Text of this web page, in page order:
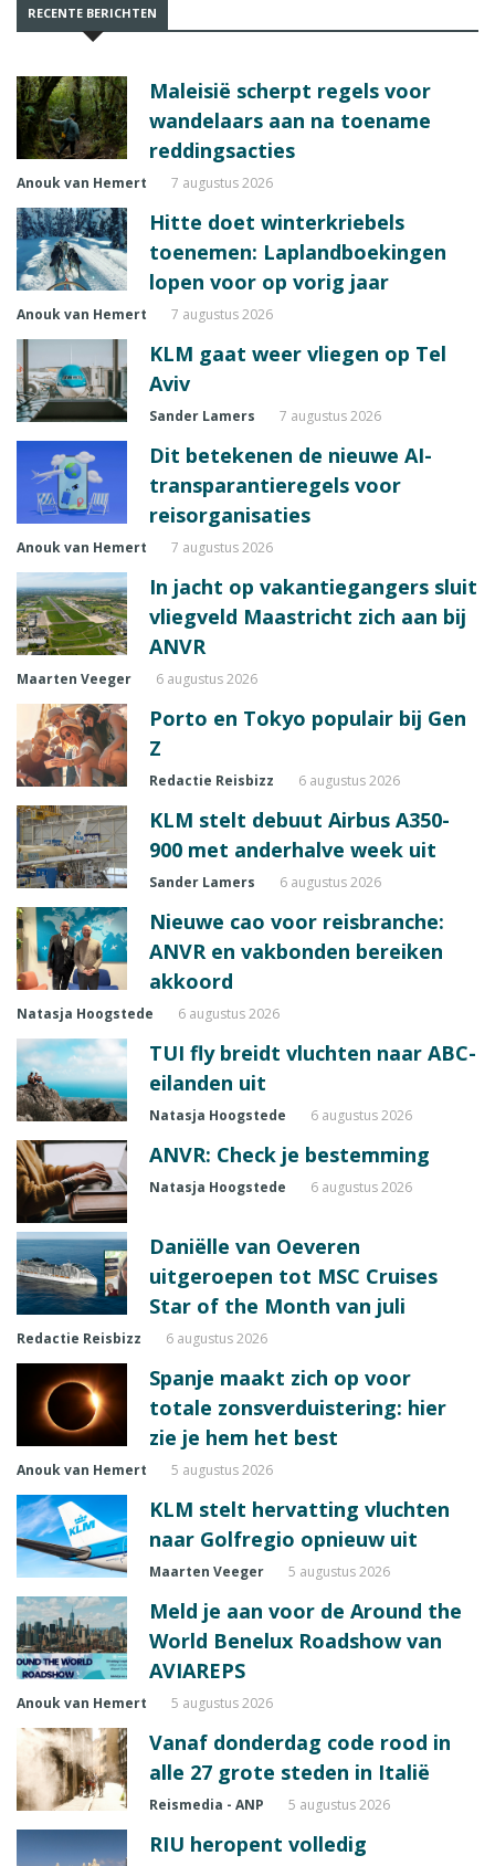
RECENTE BERICHTEN
Maleisië scherpt regels voor
wandelaars aan na toename
reddingsacties
Anouk van Hemert 7 augustus 2026
Hitte doet winterkriebels
toenemen: Laplandboekingen
lopen voor op vorig jaar
Anouk van Hemert 7 augustus 2026
KLM gaat weer vliegen op Tel
Aviv
Sander Lamers 7 augustus 2026
Dit betekenen de nieuwe AI-
transparantieregels voor
reisorganisaties
Anouk van Hemert 7 augustus 2026
In jacht op vakantiegangers sluit
vliegveld Maastricht zich aan bij
ANVR
Maarten Veeger 6 augustus 2026
Porto en Tokyo populair bij Gen
Z
Redactie Reisbizz 6 augustus 2026
KLM stelt debuut Airbus A350-
900 met anderhalve week uit
Sander Lamers 6 augustus 2026
Nieuwe cao voor reisbranche:
ANVR en vakbonden bereiken
akkoord
Natasja Hoogstede 6 augustus 2026
TUI fly breidt vluchten naar ABC-
eilanden uit
Natasja Hoogstede 6 augustus 2026
ANVR: Check je bestemming
Natasja Hoogstede 6 augustus 2026
Daniëlle van Oeveren
uitgeroepen tot MSC Cruises
Star of the Month van juli
Redactie Reisbizz 6 augustus 2026
Spanje maakt zich op voor
totale zonsverduistering: hier
zie je hem het best
Anouk van Hemert 5 augustus 2026
KLM stelt hervatting vluchten
naar Golfregio opnieuw uit
Maarten Veeger 5 augustus 2026
Meld je aan voor de Around the
World Benelux Roadshow van
AVIAREPS
Anouk van Hemert 5 augustus 2026
Vanaf donderdag code rood in
alle 27 grote steden in Italië
Reismedia - ANP 5 augustus 2026
RIU heropent volledig